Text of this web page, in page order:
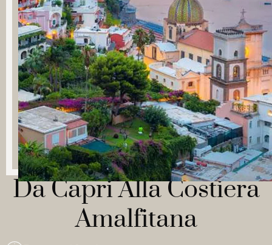
Da Capri Alla Costiera
Amalfitana